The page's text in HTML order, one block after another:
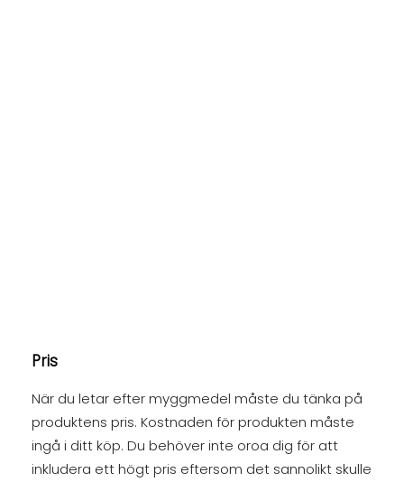
Pris
När du letar efter myggmedel måste du tänka på
produktens pris. Kostnaden för produkten måste
ingå i ditt köp. Du behöver inte oroa dig för att
inkludera ett högt pris eftersom det sannolikt skulle